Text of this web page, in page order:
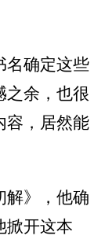
名确定这些
之余，也很
容，居然能
》，他确
掀开这本